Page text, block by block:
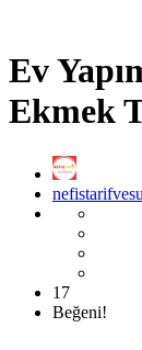
Ev
Ekmek
17
Beğeni!